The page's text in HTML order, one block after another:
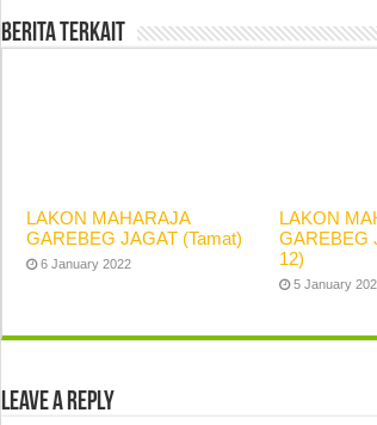
Berita Terkait
LAKON MAHARAJA
GAREBEG JAGAT (Tamat)
6 January 2022
LAKON
GAREBEG
12)
5 January
Leave a Reply